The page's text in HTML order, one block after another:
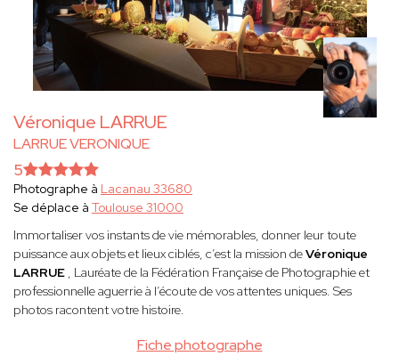
Véronique LARRUE
LARRUE VERONIQUE
Fiche photographe
5
Photographe à Lacanau 33680
Se déplace à Toulouse 31000
Immortaliser vos instants de vie mémorables, donner leur toute
puissance aux objets et lieux ciblés, c’est la mission deVéronique
LARRUE , Lauréate de la Fédération Française de Photographie et
professionnelle aguerrie à l’écoute de vos attentes uniques. Ses
photos racontent votre histoire.